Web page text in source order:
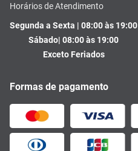
Horários de Atendimento
Segunda a Sexta | 08:00 às 19:00
Sábado| 08:00 às 19:00
Exceto Feriados
Formas de pagamento